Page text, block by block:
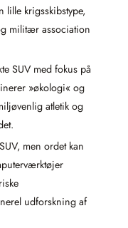
lille krigsskibstype,
militær association
SUV med fokus på
»økologi« og
atletik og
men ordet kan
udforskning af